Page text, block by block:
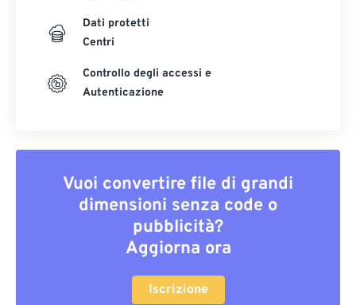
Dati protetti
Centri
Controllo degli accessi e
Autenticazione
Vuoi convertire file di grandi
dimensioni senza code o
pubblicità?
Aggiorna ora
Iscrizione